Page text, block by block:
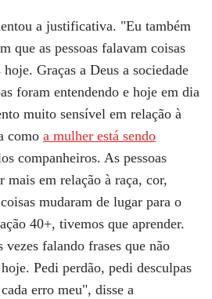
a justificativa. "Eu também
que as pessoas falavam coisas
hoje. Graças a Deus a sociedade
foram entendendo e hoje em dia
muito sensível em relação à
como a mulher está sendo
companheiros. As pessoas
mais em relação à raça, cor,
mudaram de lugar para o
40+, tivemos que aprender.
falando frases que não
Pedi perdão, pedi desculpas
erro meu", disse a